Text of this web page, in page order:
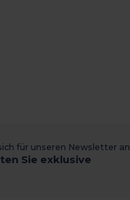
für unseren Newsletter an
Sie exklusive